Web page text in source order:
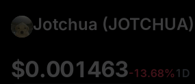
Jotchua
$0.001463-13.68%1D